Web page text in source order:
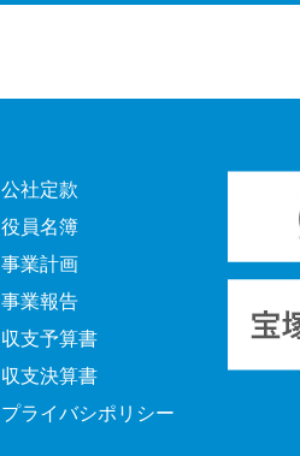
公社定款
役員名簿
事業計画
事業報告
収支予算書
収支決算書
プライバシポリシー